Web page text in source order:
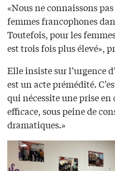
«Nous ne connaissons
femmes francophones
Toutefois, pour les
est trois fois plus élevé»,
Elle insiste sur l’urgence
est un acte prémédité.
qui nécessite une prise en
efficace, sous peine de
dramatiques.»